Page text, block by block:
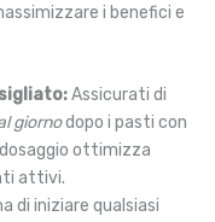
i benefici e
Assicurati di
giornodopo i pasti con
dosaggio ottimizza
attivi.
di iniziare qualsiasi